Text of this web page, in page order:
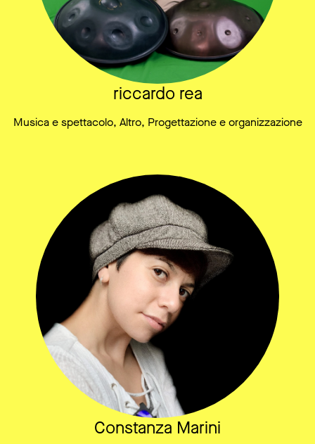
riccardo rea
Musica e spettacolo, Altro, Progettazione e organizzazione
Constanza Marini